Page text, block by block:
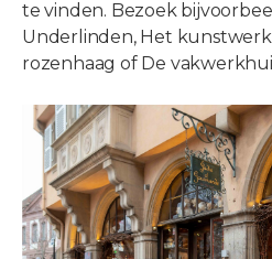
te vinden. Bezoek
Underlinden, Het
rozenhaag of De